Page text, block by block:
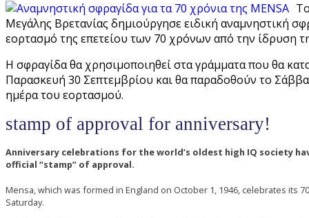
Μεγάλης Βρετανίας δημιούργησε ειδική αναμνηστική
εορτασμό της επετείου των 70 χρόνων από την ίδρυση
Η σφραγίδα θα χρησιμοποιηθεί στα γράμματα που θα
Παρασκευή 30 Σεπτεμβρίου και θα παραδοθούν το
ημέρα του εορτασμού.
stamp of approval for anniversary!
Anniversary celebrations for the world’s oldest high IQ society
official “stamp” of approval.
Mensa, which was formed in England on October 1, 1946, celebrates its 70
Saturday.